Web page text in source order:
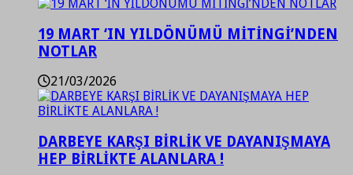
19 MART ‘IN YILDÖNÜMÜ MİTİNGİ’NDEN
NOTLAR
21/03/2026
DARBEYE KARŞI BİRLİK VE DAYANIŞMAYA
HEP BİRLİKTE ALANLARA !